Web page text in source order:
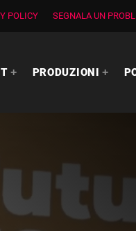
POLICY SEGNALA UN
PRODUZIONI